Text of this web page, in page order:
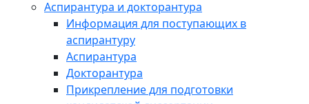
Аспирантура и докторантура
Информация для поступающих в
аспирантуру
Аспирантура
Докторантура
Прикрепление для подготовки